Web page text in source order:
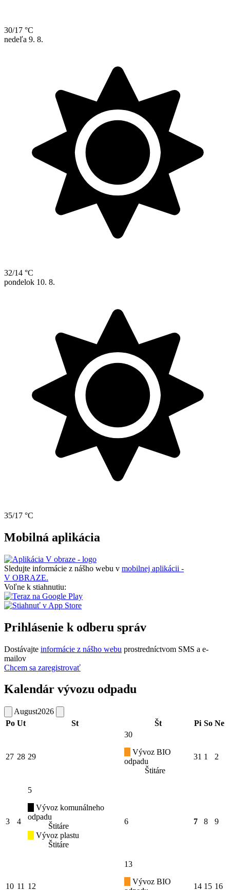
30/17 °C
nedeľa 9. 8.
32/14 °C
pondelok 10. 8.
35/17 °C
Mobilná aplikácia
Sledujte informácie z nášho webu v mobilnej aplikácii -
V OBRAZE.
Voľne k stiahnutiu:
Prihlásenie k odberu správ
Dostávajte informácie z nášho webu prostredníctvom SMS a e-
mailov
Chcem sa zaregistrovať
Kalendár vývozu odpadu
August2026
Po Ut St Št Pi So Ne
27 28 29
30
Vývoz BIO
odpadu
Štitáre
31 1 2
3 4
5
Vývoz komunálneho
odpadu
Štitáre
Vývoz plastu
Štitáre
6 7 8 9
10 11 12
13
Vývoz BIO
14 15 16